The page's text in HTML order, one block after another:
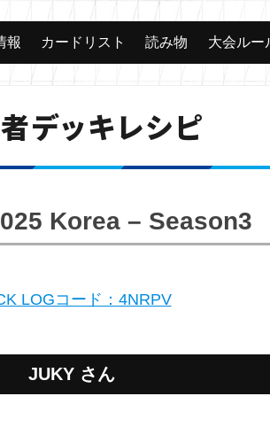
報 カードリスト 読み物 大会ルー
デッキレシピ
Korea –
LOGコード：4NRPV
JUKY さん